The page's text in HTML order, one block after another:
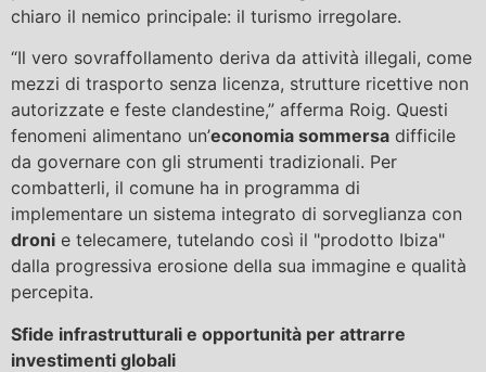
chiaro il nemico principale: il turismo irregolare.
“Il vero sovraffollamento deriva da attività illegali, come
mezzi di trasporto senza licenza, strutture ricettive non
autorizzate e feste clandestine,” afferma Roig. Questi
fenomeni alimentano un’economia sommersa difficile
da governare con gli strumenti tradizionali. Per
combatterli, il comune ha in programma di
implementare un sistema integrato di sorveglianza con
droni e telecamere, tutelando così il "prodotto Ibiza"
dalla progressiva erosione della sua immagine e qualità
percepita.
Sfide infrastrutturali e opportunità per attrarre
investimenti globali